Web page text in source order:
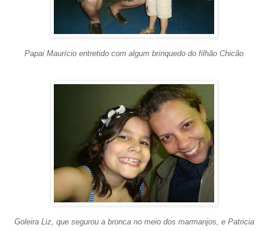
Papai Maurício entretido com algum brinquedo do filhão Chicão
Goleira Liz, que segurou a bronca no meio dos marmanjos, e Patricia